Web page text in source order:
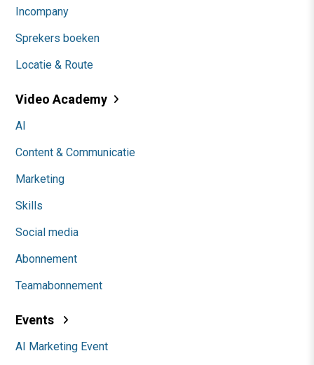
Incompany
Sprekers boeken
Locatie & Route
Video Academy
AI
Content & Communicatie
Marketing
Skills
Social media
Abonnement
Teamabonnement
Events
AI Marketing Event